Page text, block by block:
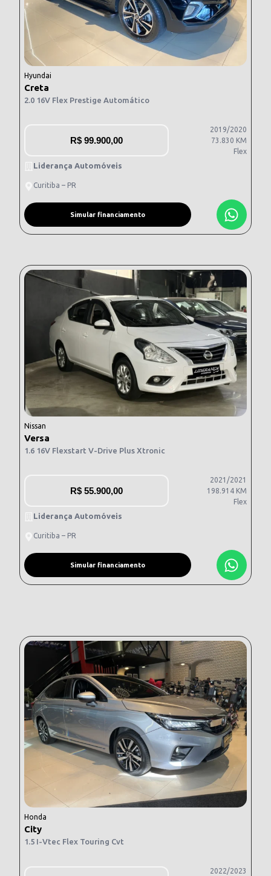
Hyundai
Creta
2.0 16V Flex Prestige Automático
R$ 99.900,00
2019/2020
73.830 KM
Flex
Liderança Automóveis
Curitiba – PR
Simular financiamento
Nissan
Versa
1.6 16V Flexstart V-Drive Plus Xtronic
R$ 55.900,00
2021/2021
198.914 KM
Flex
Liderança Automóveis
Curitiba – PR
Simular financiamento
Honda
City
1.5 I-Vtec Flex Touring Cvt
2022/2023